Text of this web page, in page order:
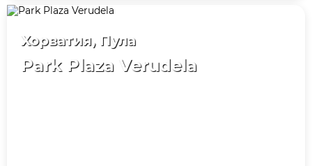
Хорватия, Пула
Park Plaza Verudela